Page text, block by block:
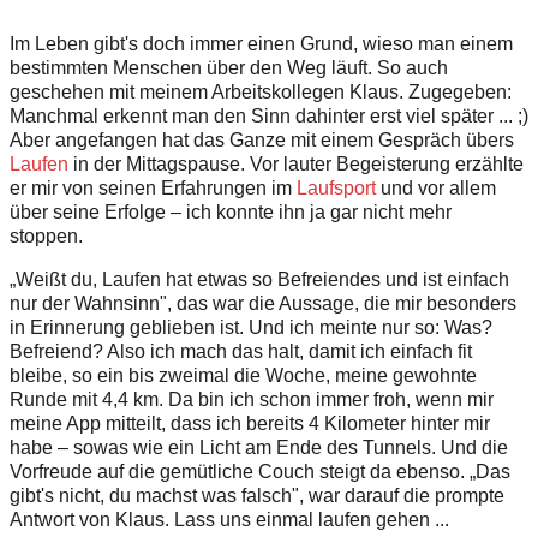
Im Leben gibt's doch immer einen Grund, wieso man einem
bestimmten Menschen über den Weg läuft. So auch
geschehen mit meinem Arbeitskollegen Klaus. Zugegeben:
Manchmal erkennt man den Sinn dahinter erst viel später ... ;)
Aber angefangen hat das Ganze mit einem Gespräch übers
Laufen in der Mittagspause. Vor lauter Begeisterung erzählte
er mir von seinen Erfahrungen im Laufsportund vor allem
über seine Erfolge – ich konnte ihn ja gar nicht mehr
stoppen.
„Weißt du, Laufen hat etwas so Befreiendes und ist einfach
nur der Wahnsinn", das war die Aussage, die mir besonders
in Erinnerung geblieben ist. Und ich meinte nur so: Was?
Befreiend? Also ich mach das halt, damit ich einfach fit
bleibe, so ein bis zweimal die Woche, meine gewohnte
Runde mit 4,4 km. Da bin ich schon immer froh, wenn mir
meine App mitteilt, dass ich bereits 4 Kilometer hinter mir
habe – sowas wie ein Licht am Ende des Tunnels. Und die
Vorfreude auf die gemütliche Couch steigt da ebenso. „Das
gibt's nicht, du machst was falsch", war darauf die prompte
Antwort von Klaus. Lass uns einmal laufen gehen ...